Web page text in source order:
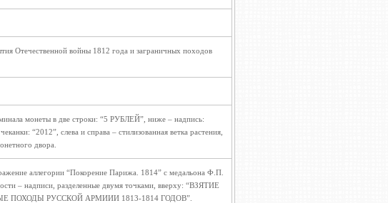
Отечественной войны 1812 года и заграничных походов
монеты в две строки: “5 РУБЛЕЙ”, ниже – надпись:
“2012”, слева и справа – стилизованная ветка растения,
двора.
аллегории “Покорение Парижа. 1814” с медальона Ф.П.
– надписи, разделенные двумя точками, вверху: “ВЗЯТИЕ
ПОХОДЫ РУССКОЙ АРМИИИ 1813-1814 ГОДОВ”.